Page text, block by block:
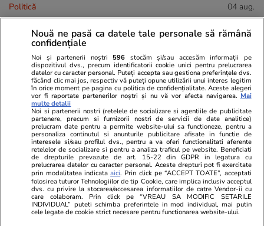
Politică 04 aug.
România riscă să piardă
miliarde de euro din PNRR
după un vot în Senat. De ce
sunt contestate modificările la
legea decarbonizării
Știri România 03 aug.
Cinci hotărâri de Guvern atacate
de PSD au fost suspendate de
Curtea de Apel București.
Executivul acuză blocarea unor
măsuri importante
Nouă ne pasă ca datele tale personale să rămână
confidențiale
Noi și partenerii noștri 596 stocăm și/sau accesăm informații pe
dispozitivul dvs., precum identificatorii cookie unici pentru prelucrarea
datelor cu caracter personal. Puteți accepta sau gestiona preferințele dvs.
făcând clic mai jos, respectiv vă puteți opune utilizării unui interes legitim
în orice moment pe pagina cu politica de confidențialitate. Aceste alegeri
vor fi raportate partenerilor noștri și nu vă vor afecta navigarea. Mai
multe detalii
Noi si partenerii nostri (retelele de socializare si agentiile de publicitate
partenere, precum si furnizorii nostri de servicii de date analitice)
prelucram date pentru a permite website-ului sa functioneze, pentru a
personaliza continutul si anunturile publicitare afisate in functie de
interesele si/sau profilul dvs., pentru a va oferi functionalitati aferente
retelelor de socializare si pentru a analiza traficul pe website. Beneficiati
de drepturile prevazute de art. 15-22 din GDPR in legatura cu
prelucrarea datelor cu caracter personal. Aceste drepturi pot fi exercitate
prin modalitatea indicataaici. Prin click pe “ACCEPT TOATE”, acceptati
folosirea tuturor Tehnologiilor de tip Cookie, care implica inclusiv acceptul
dvs. cu privire la stocarea/accesarea informatiilor de catre Vendor-ii cu
care colaboram. Prin click pe “VREAU SA MODIFIC SETARILE
INDIVIDUAL” puteti schimba preferintele in mod individual, mai putin
cele legate de cookie strict necesare pentru functionarea website-ului.